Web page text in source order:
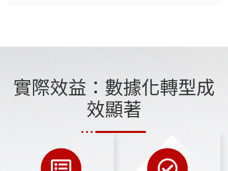
實際效益：數據化轉型成
效顯著